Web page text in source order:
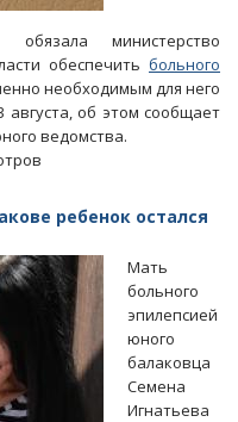
обязала министерство
обеспечить больного
необходимым для него
августа, об этом сообщает
ведомства.
ребенок остался
Мать
больного
эпилепсией
юного
балаковца
Семена
Игнатьева